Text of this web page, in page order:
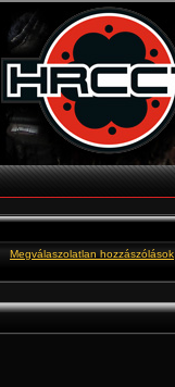
Megválaszolatlan hozzászólások